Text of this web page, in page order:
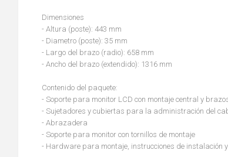
Dimensiones
- Altura (poste): 443 mm
- Diametro (poste): 35 mm
- Largo del brazo (radio): 658 mm
- Ancho del brazo (extendido): 1316 mm
Contenido del paquete:
- Soporte para monitor LCD con montaje central y
- Sujetadores y cubiertas para la administración del
- Abrazadera
- Soporte para monitor con tornillos de montaje
- Hardware para montaje, instrucciones de instalación